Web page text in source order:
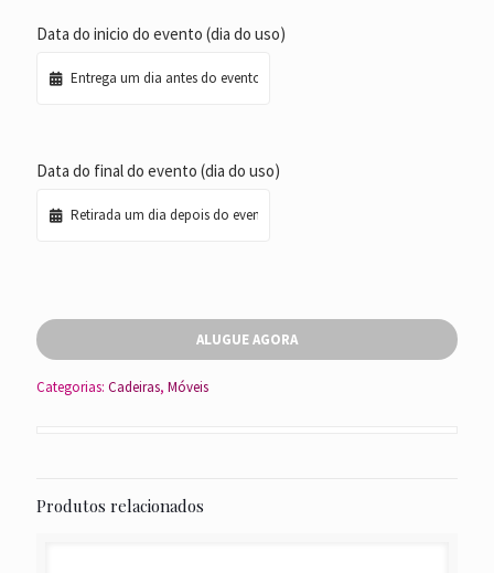
Data do inicio do evento (dia do uso)
Data do final do evento (dia do uso)
ALUGUE AGORA
Categorias: Cadeiras, Móveis
Produtos relacionados